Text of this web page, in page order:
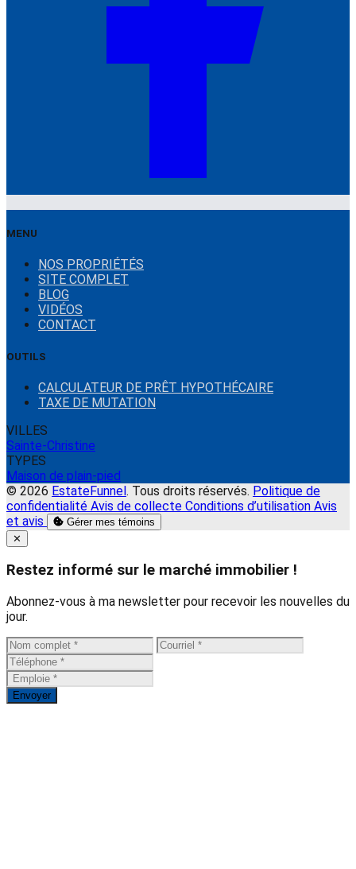
MENU
NOS PROPRIÉTÉS
SITE COMPLET
BLOG
VIDÉOS
CONTACT
OUTILS
CALCULATEUR DE PRÊT HYPOTHÉCAIRE
TAXE DE MUTATION
VILLES
Sainte-Christine
TYPES
Maison de plain-pied
© 2026 EstateFunnel. Tous droits réservés. Politique de
confidentialité Avis de collecte Conditions d’utilisation Avis
et avis
Gérer mes témoins
Close
✕
Restez informé sur le marché immobilier !
Abonnez-vous à ma newsletter pour recevoir les nouvelles du
jour.
Envoyer